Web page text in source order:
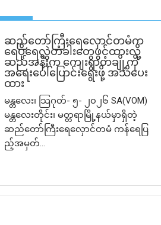
ဆည်တော်ကြီးရေလှောင်တမံက
ရေပိုရေလွှဲတံခါးတွေဖွင့်ထားလို့
ဆည်အနီးက ကျေးရွာတချို့ကို
အရေးပေါ်ပြောင်းရွေးဖို့ အသိပေး
ထား
မန္တလေး၊ သြဂုတ်- ၅- ၂၀၂၆ SA(VOM)
မန္တလေးတိုင်း၊ မတ္တရာမြို့နယ်မှာရှိတဲ့
ဆည်တော်ကြီးရေလှောင်တမံ ကန်ရေပြ
ည့်အမှတ်...